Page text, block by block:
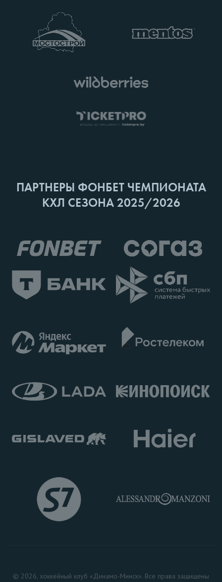
ПАРТНЕРЫ ФОНБЕТ ЧЕМПИОНАТА
КХЛ СЕЗОНА 2025/2026
© 2026, хоккейный клуб «Динамо-Минск». Все права защищены